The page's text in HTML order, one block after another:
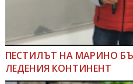
ПЕСТИЛЪТ НА МАРИНО
ЛЕДЕНИЯ КОНТИНЕНТ